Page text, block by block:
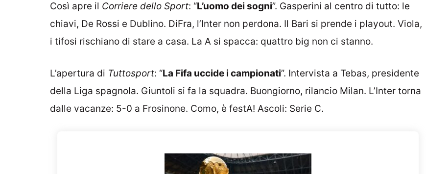
Così apre il Corriere dello Sport: “L’uomo dei sogni”. Gasperini al centro di tutto: le
chiavi, De Rossi e Dublino. DiFra, l’Inter non perdona. Il Bari si prende i playout. Viola,
i tifosi rischiano di stare a casa. La A si spacca: quattro big non ci stanno.
L’apertura di Tuttosport: “La Fifa uccide i campionati”. Intervista a Tebas, presidente
della Liga spagnola. Giuntoli si fa la squadra. Buongiorno, rilancio Milan. L’Inter torna
dalle vacanze: 5-0 a Frosinone. Como, è festA! Ascoli: Serie C.